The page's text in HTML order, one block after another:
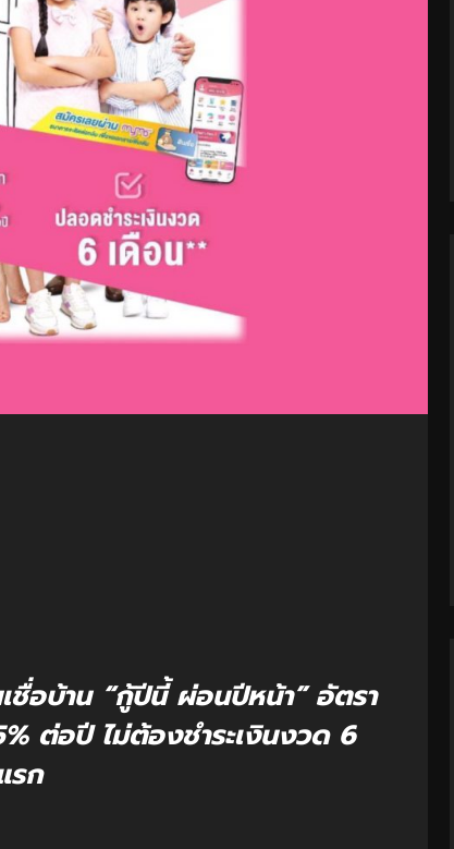
อบ้าน “กู้ปีนี้ ผ่อนปีหน้า” อัตรา
ต่อปี ไม่ต้องชำระเงินงวด 6
รก